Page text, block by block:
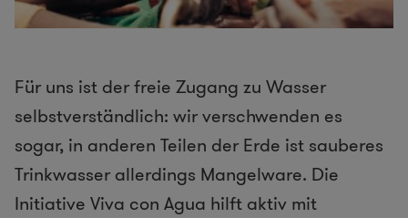
Für uns ist der freie Zugang zu Wasser
selbstverständlich: wir verschwenden es
sogar, in anderen Teilen der Erde ist sauberes
Trinkwasser allerdings Mangelware. Die
Initiative Viva con Agua hilft aktiv mit